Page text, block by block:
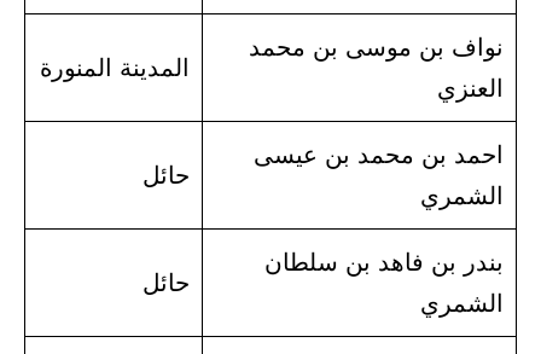
نواف بن موسى بن محمد
العنزي
المدينة المنورة
احمد بن محمد بن عيسى
الشمري
حائل
بندر بن فاهد بن سلطان
الشمري
حائل